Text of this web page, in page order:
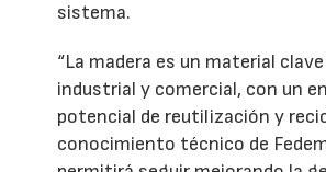
sistema.
“La madera es un material
industrial y comercial, con un
potencial de reutilización y
conocimiento técnico de